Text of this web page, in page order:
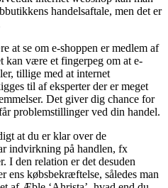
handelsaftale, men det er
at se om e-shoppen er medlem af
kan være et fingerpeg om at e-
tillige med at internet
til af eksperter der er meget
Det giver dig chance for
problemstillinger ved din handel.
at du er klar over de
indvirkning på handlen, fx
I den relation er det desuden
ens købsbekræftelse, således man